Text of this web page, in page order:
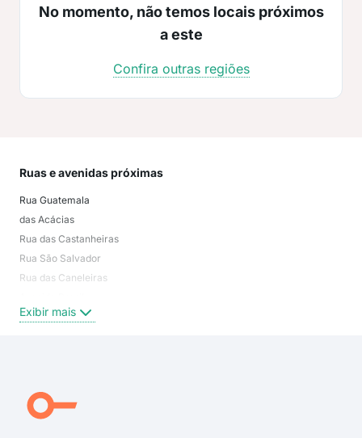
No momento, não temos locais próximos
a este
Confira outras regiões
Ruas e avenidas próximas
Rua Guatemala
das Acácias
Rua das Castanheiras
Rua São Salvador
Rua das Caneleiras
Rua Giuseppe Verdi
Rua.Guatemala
Rua João Alves Leitão
Exibir mais